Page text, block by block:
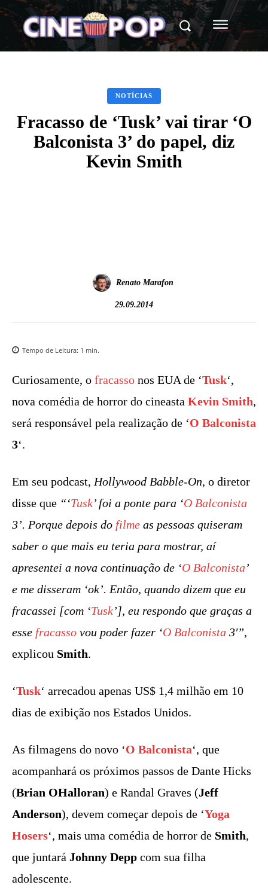
NOTÍCIAS
Fracasso de ‘Tusk’ vai tirar ‘O
Balconista 3’ do papel, diz
Kevin Smith
Renato Marafon
29.09.2014
Tempo de Leitura: 1 min.
Curiosamente, o fracasso nos EUA de ‘Tusk‘,
nova comédia de horror do cineasta Kevin Smith,
será responsável pela realização de ‘O Balconista
3‘.
Em seu podcast, Hollywood Babble-On, o diretor
disse que “‘Tusk’ foi a ponte para ‘O Balconista
3’. Porque depois do filme as pessoas quiseram
saber o que mais eu teria para mostrar, aí
apresentei a nova continuação de ‘O Balconista’
e me disseram ‘ok’. Então, quando dizem que eu
fracassei [com ‘Tusk’], eu respondo que graças a
esse fracasso vou poder fazer ‘O Balconista 3′”,
explicou Smith.
‘Tusk‘ arrecadou apenas US$ 1,4 milhão em 10
dias de exibição nos Estados Unidos.
As filmagens do novo ‘O Balconista‘, que
acompanhará os próximos passos de Dante Hicks
(Brian OHalloran) e Randal Graves (Jeff
Anderson), devem começar depois de ‘Yoga
Hosers‘, mais uma comédia de horror de Smith,
que juntará Johnny Depp com sua filha
adolescente.